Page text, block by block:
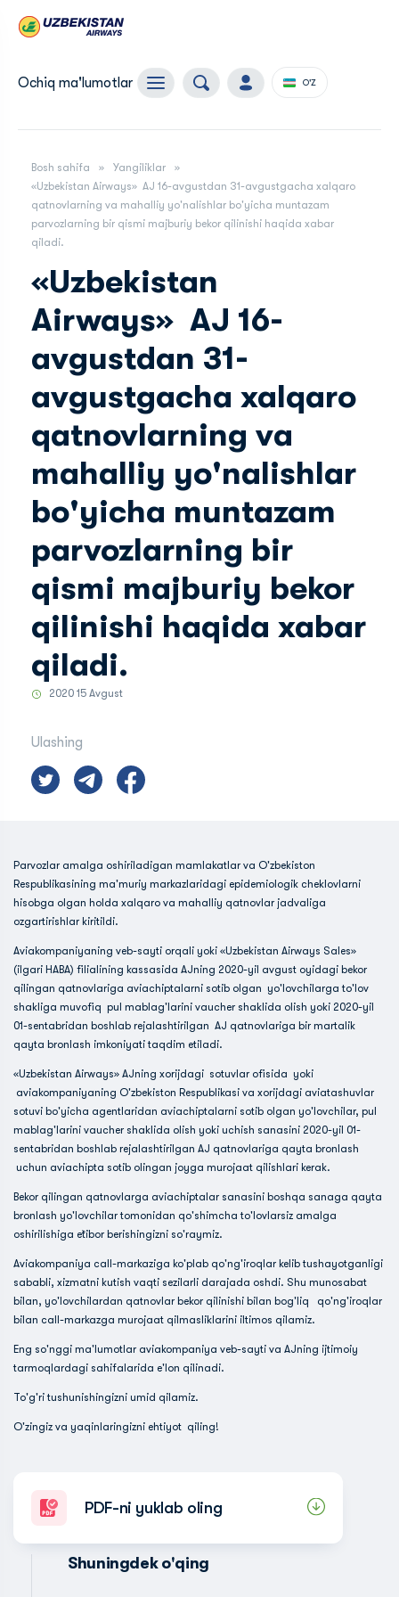
Ochiq ma'lumotlar O'Z
Bosh sahifa
Yangiliklar
«Uzbekistan Airways» AJ 16-avgustdan 31-avgustgacha xalqaro
qatnovlarning va mahalliy yo'nalishlar bo'yicha muntazam
parvozlarning bir qismi majburiy bekor qilinishi haqida xabar
qiladi.
«Uzbekistan
Airways» AJ 16-
avgustdan 31-
avgustgacha xalqaro
qatnovlarning va
mahalliy yo'nalishlar
bo'yicha muntazam
parvozlarning bir
qismi majburiy bekor
qilinishi haqida xabar
qiladi.
2020 15 Avgust
Ulashing
Parvozlar amalga oshiriladigan mamlakatlar va O'zbekiston
Respublikasining ma'muriy markazlaridagi epidemiologik cheklovlarni
hisobga olgan holda xalqaro va mahalliy qatnovlar jadvaliga
ozgartirishlar kiritildi.
Aviakompaniyaning veb-sayti orqali yoki «Uzbekistan Airways Sales»
(ilgari HABA) filialining kassasida AJning 2020-yil avgust oyidagi bekor
qilingan qatnovlariga aviachiptalarni sotib olgan yo'lovchilarga to'lov
shakliga muvofiq pul mablag'larini vaucher shaklida olish yoki 2020-yil
01-sentabridan boshlab rejalashtirilgan AJ qatnovlariga bir martalik
qayta bronlash imkoniyati taqdim etiladi.
«Uzbekistan Airways» AJning xorijdagi sotuvlar ofisida yoki
aviakompaniyaning O'zbekiston Respublikasi va xorijdagi aviatashuvlar
sotuvi bo'yicha agentlaridan aviachiptalarni sotib olgan yo'lovchilar, pul
mablag'larini vaucher shaklida olish yoki uchish sanasini 2020-yil 01-
sentabridan boshlab rejalashtirilgan AJ qatnovlariga qayta bronlash
uchun aviachipta sotib olingan joyga murojaat qilishlari kerak.
Bekor qilingan qatnovlarga aviachiptalar sanasini boshqa sanaga qayta
bronlash yo'lovchilar tomonidan qo'shimcha to'lovlarsiz amalga
oshirilishiga e`tibor berishingizni so'raymiz.
Aviakompaniya call-markaziga ko'plab qo'ng'iroqlar kelib tushayotganligi
sababli, xizmatni kutish vaqti sezilarli darajada oshdi. Shu munosabat
bilan, yo'lovchilardan qatnovlar bekor qilinishi bilan bog'liq qo'ng'iroqlar
bilan call-markazga murojaat qilmasliklarini iltimos qilamiz.
Eng so'nggi ma'lumotlar aviakompaniya veb-sayti va AJning ijtimoiy
tarmoqlardagi sahifalarida e'lon qilinadi.
To'g'ri tushunishingizni umid qilamiz.
O'zingiz va yaqinlaringizni ehtiyot qiling!
PDF-ni yuklab oling
Shuningdek o'qing